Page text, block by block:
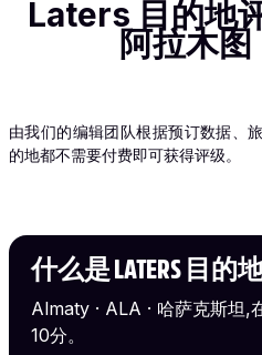
Laters 目的地
阿拉木图
由我们的编辑团队根据预订数据、
的地都不需要付费即可获得评级。
什么是 LATERS 目的
Almaty · ALA · 哈萨克斯坦,
10分。